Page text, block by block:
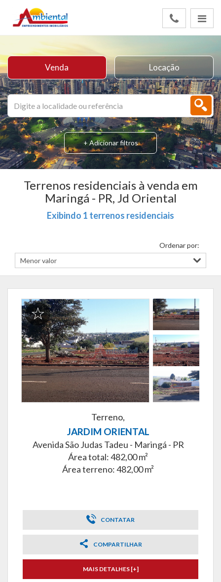
Venda Locação
+ Adicionar filtros
Terrenos residenciais à venda em
Maringá - PR, Jd Oriental
Exibindo 1 terrenos residenciais
Ordenar por:
Terreno,
JARDIM ORIENTAL
Avenida São Judas Tadeu - Maringá - PR
Área total: 482,00 m²
Área terreno: 482,00 m²
CONTATAR
COMPARTILHAR
MAIS DETALHES [+]